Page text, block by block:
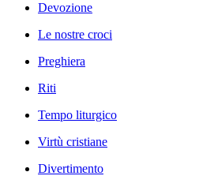
Devozione
Le nostre croci
Preghiera
Riti
Tempo liturgico
Virtù cristiane
Divertimento